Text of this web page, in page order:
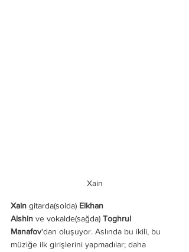
Xain
Xain gitarda(solda) Elkhan
Alshin ve vokalde(sağda) Toghrul
Manafov'dan oluşuyor. Aslında bu ikili, bu
müziğe ilk girişlerini yapmadılar; daha